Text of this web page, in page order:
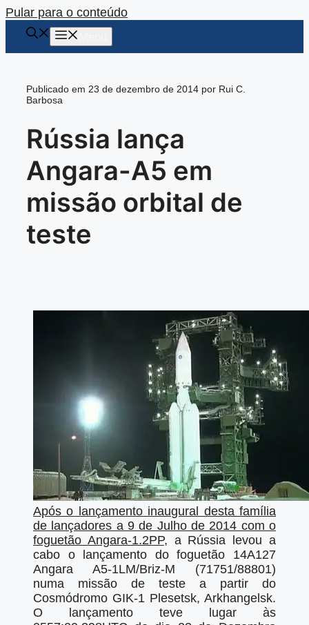
Pular para o conteúdo
Publicado em 23 de dezembro de 2014 por Rui C.
Barbosa
Rússia lança
Angara-A5 em
missão orbital de
teste
Após o lançamento inaugural desta família
de lançadores a 9 de Julho de 2014 com o
foguetão Angara-1.2PP, a Rússia levou a
cabo o lançamento do foguetão 14A127
Angara A5-1LM/Briz-M (71751/88801)
numa missão de teste a partir do
Cosmódromo GIK-1 Plesetsk, Arkhangelsk.
O lançamento teve lugar às